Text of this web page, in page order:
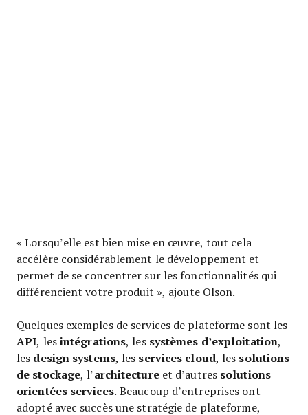
« Lorsqu’elle est bien mise en œuvre, tout cela
accélère considérablement le développement et
permet de se concentrer sur les fonctionnalités qui
différencient votre produit », ajoute Olson.
Quelques exemples de services de plateforme sont les
API, lesintégrations, les systèmes d’exploitation,
les design systems, les services cloud, les solutions
de stockage, l’architectureet d’autres solutions
orientées services. Beaucoup d’entreprises ont
adopté avec succès une stratégie de plateforme,